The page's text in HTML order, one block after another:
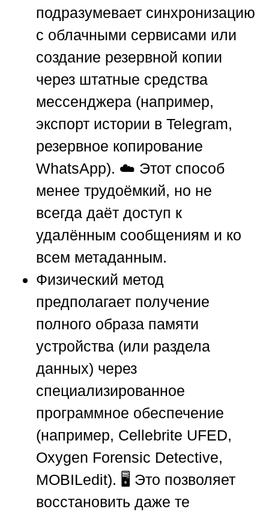
подразумевает синхронизацию
с облачными сервисами или
создание резервной копии
через штатные средства
мессенджера (например,
экспорт истории в Telegram,
резервное копирование
WhatsApp). ☁️ Этот способ
менее трудоёмкий, но не
всегда даёт доступ к
удалённым сообщениям и ко
всем метаданным.
Физический метод
предполагает получение
полного образа памяти
устройства (или раздела
данных) через
специализированное
программное обеспечение
(например, Cellebrite UFED,
Oxygen Forensic Detective,
MOBILedit). 🖥️ Это позволяет
восстановить даже те